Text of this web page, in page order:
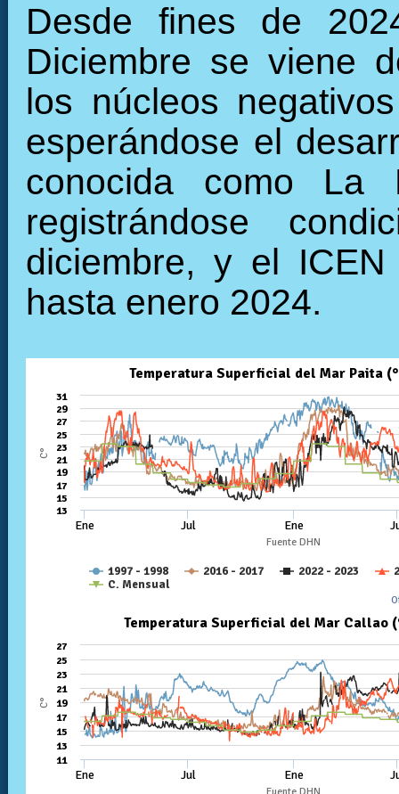
Desde fines de
Diciembre se viene
los núcleos
esperándose el
conocida como La
registrándose
diciembre, y el
hasta enero 2024.